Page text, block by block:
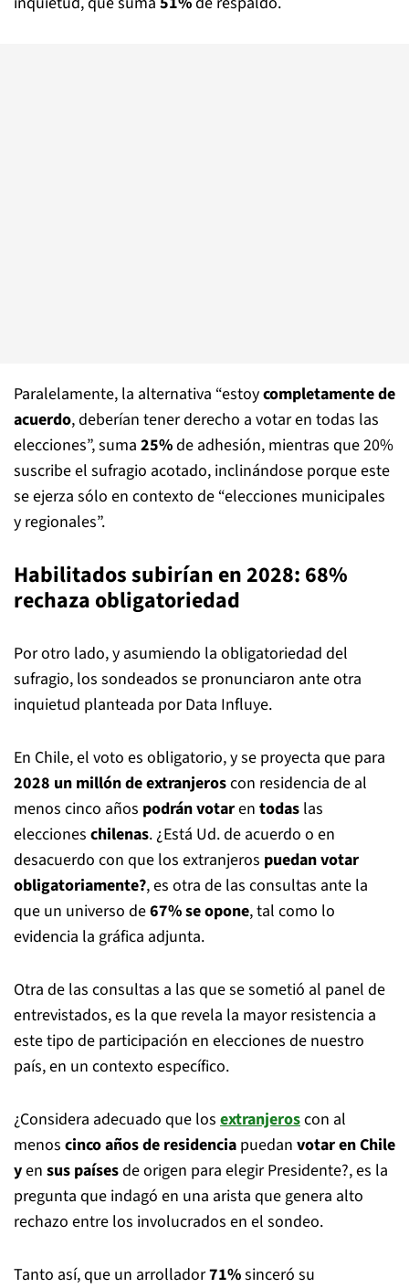
Paralelamente, la alternativa “estoycompletamente de
acuerdo, deberían tener derecho a votar en todas las
elecciones”, suma 25%de adhesión, mientras que 20%
suscribe el sufragio acotado, inclinándose porque este
se ejerza sólo en contexto de “elecciones municipales
y regionales”.
Habilitados subirían en 2028: 68%
rechaza obligatoriedad
Por otro lado, y asumiendo la obligatoriedad del
sufragio, los sondeados se pronunciaron ante otra
inquietud planteada por Data Influye.
En Chile, el voto es obligatorio, y se proyecta que para
2028 un millón de extranjeroscon residencia de al
menos cinco años podrán votaren todas las
elecciones chilenas. ¿Está Ud. de acuerdo o en
desacuerdo con que los extranjeros puedan votar
obligatoriamente?, es otra de las consultas ante la
que un universo de67% se opone, tal como lo
evidencia la gráfica adjunta.
Otra de las consultas a las que se sometió al panel de
entrevistados, es la que revela la mayor resistencia a
este tipo de participación en elecciones de nuestro
país, en un contexto específico.
¿Considera adecuado que los extranjeroscon al
menos cinco años de residencia puedan votar en Chile
yen sus paísesde origen para elegir Presidente?, es la
pregunta que indagó en una arista que genera alto
rechazo entre los involucrados en el sondeo.
Tanto así, que un arrollador71%sinceró su